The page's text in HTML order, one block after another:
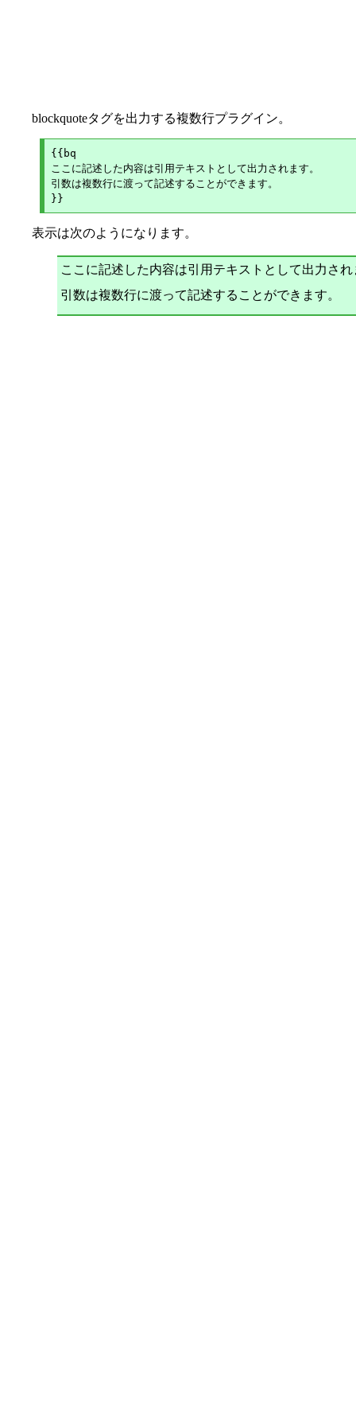
blockquoteタグを出力する複数行プラグイン。
{{bq
ここに記述した内容は引用テキストとして出力されます。
引数は複数行に渡って記述することができます。
表示は次のようになります。
ここに記述した内容は引用テキストとして出力され
引数は複数行に渡って記述することができます。